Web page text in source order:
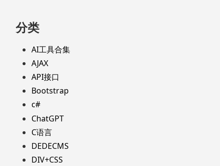
分类
AI工具合集
AJAX
API接口
Bootstrap
c#
ChatGPT
C语言
DEDECMS
DIV+CSS